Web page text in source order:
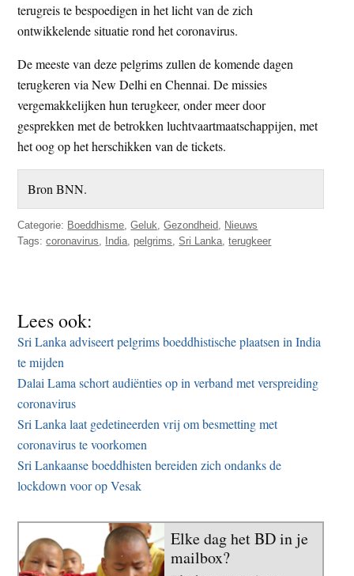
terugreis te bespoedigen in het licht van de zich
ontwikkelende situatie rond het coronavirus.
De meeste van deze pelgrims zullen de komende dagen
terugkeren via New Delhi en Chennai. De missies
vergemakkelijken hun terugkeer, onder meer door
gesprekken met de betrokken luchtvaartmaatschappijen, met
het oog op het herschikken van de tickets.
Bron BNN.
Categorie: Boeddhisme,Geluk,Gezondheid, Nieuws
Tags:coronavirus, India, pelgrims,Sri Lanka,terugkeer
Lees ook:
Sri Lanka adviseert pelgrims boeddhistische plaatsen in India
te mijden
Dalai Lama schort audiënties op in verband met verspreiding
coronavirus
Sri Lanka laat gedetineerden vrij om besmetting met
coronavirus te voorkomen
Sri Lankaanse boeddhisten bereiden zich ondanks de
lockdown voor op Vesak
Elke dag het BD in je
mailbox?